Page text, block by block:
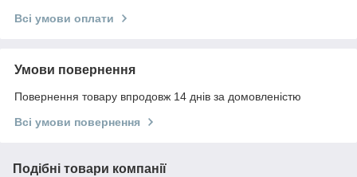
Всі умови оплати
Умови повернення
Повернення товару впродовж 14 днів за домовленістю
Всі умови повернення
Подібні товари компанії